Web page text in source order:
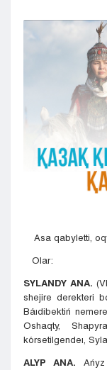
Týrkestan
Ýst-Kamenogorsk
Shymkent
Asa qabyletti,
Olar:
SYLANDY ANA.
shejire derekteri
Báıdibektiń
Oshaqty,
kórsetilgendeı,
ALYP ANA.